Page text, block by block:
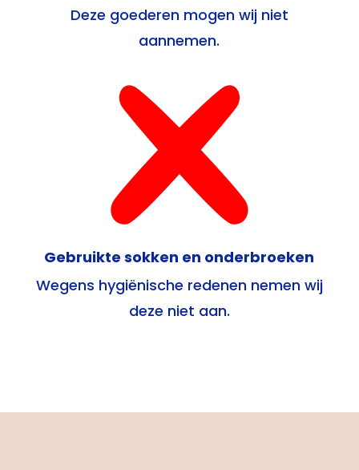
Deze goederen mogen wij niet
aannemen.
Gebruikte sokken en onderbroeken
Wegens hygiënische redenen nemen wij
deze niet aan.